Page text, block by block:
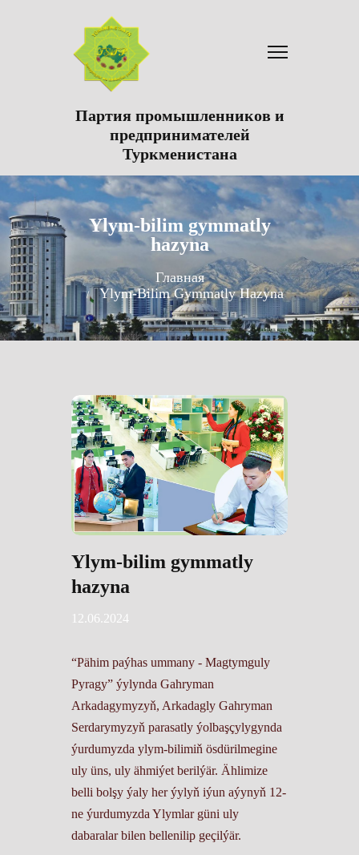
Партия промышленников и
предпринимателей
Туркменистана
Ylym-bilim gymmatly
hazyna
Главная
Ylym-Bilim Gymmatly Hazyna
Ylym-bilim gymmatly
hazyna
12.06.2024
“Pähim paýhas ummany - Magtymguly
Pyragy” ýylynda Gahryman
Arkadagymyzyň, Arkadagly Gahryman
Serdarymyzyň parasatly ýolbaşçylygynda
ýurdumyzda ylym-bilimiň ösdürilmegine
uly üns, uly ähmiýet berilýär. Ählimize
belli bolşy ýaly her ýylyň iýun aýynyň 12-
ne ýurdumyzda Ylymlar güni uly
dabaralar bilen bellenilip geçilýär.